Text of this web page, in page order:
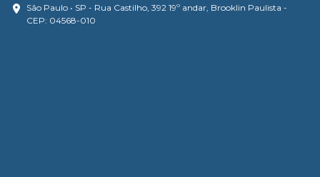
São Paulo • SP - Rua Castilho, 392 19º andar, Brooklin Paulista -
CEP: 04568-010